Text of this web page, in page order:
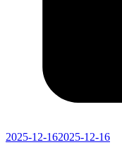
2025-12-162025-12-16